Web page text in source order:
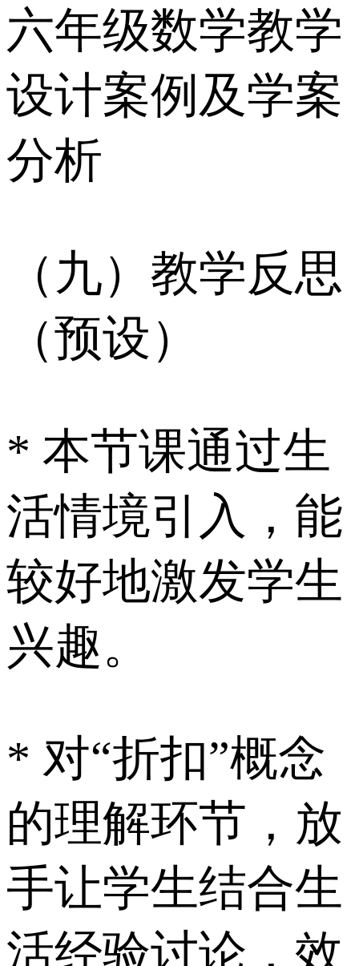
六年级数学教学
设计案例及学案
分析
（九）教学反思
（预设）
* 本节课通过生
活情境引入，能
较好地激发学生
兴趣。
* 对“折扣”概念
的理解环节，放
手让学生结合生
活经验讨论，效